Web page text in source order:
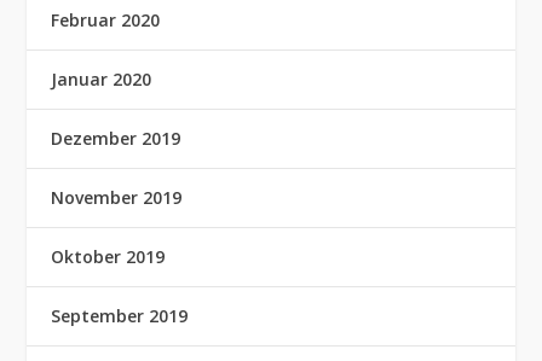
Februar 2020
Januar 2020
Dezember 2019
November 2019
Oktober 2019
September 2019